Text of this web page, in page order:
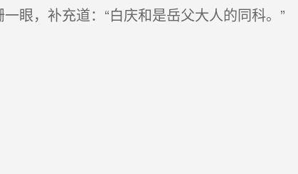
眼，补充道：“白庆和是岳父大人的同科。”